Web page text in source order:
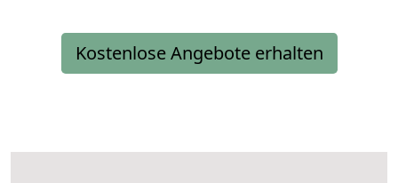
Kostenlose Angebote erhalten